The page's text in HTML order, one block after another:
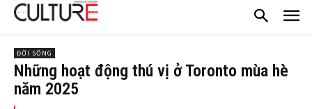
ĐỜI SỐNG
Những hoạt động thú vị ở Toronto mùa hè
năm 2025